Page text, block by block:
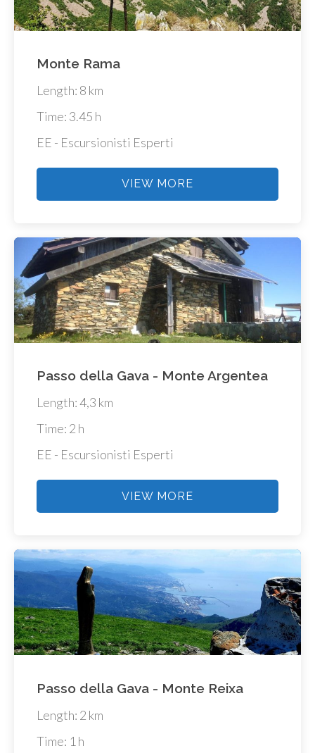
Monte Rama
Length: 8 km
Time: 3.45 h
EE - Escursionisti Esperti
VIEW MORE
Passo della Gava - Monte Argentea
Length: 4,3 km
Time: 2 h
EE - Escursionisti Esperti
VIEW MORE
Passo della Gava - Monte Reixa
Length: 2 km
Time: 1 h